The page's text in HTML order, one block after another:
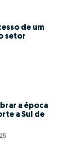
de um
setor
a época
a Sul de